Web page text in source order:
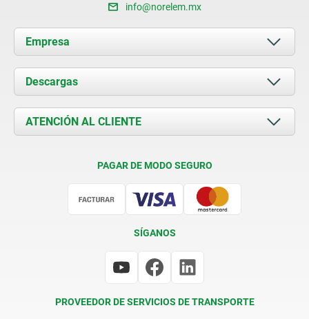
info@norelem.mx
Empresa
Acerca de nosotros
Novedades
Contacto
Descargas
Documents
ATENCIÓN AL CLIENTE
PAGAR DE MODO SEGURO
SÍGANOS
PROVEEDOR DE SERVICIOS DE TRANSPORTE